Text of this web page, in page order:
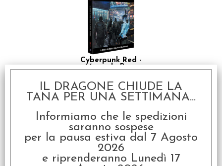
Cyberpunk Red -
Manuale Base
€ 59,90
€47,92
SCONTO 20%
IL DRAGONE CHIUDE LA
TANA PER UNA SETTIMANA...
Informiamo che le spedizioni
saranno sospese
per la pausa estiva dal 7 Agosto
2026
e riprenderanno Lunedì 17